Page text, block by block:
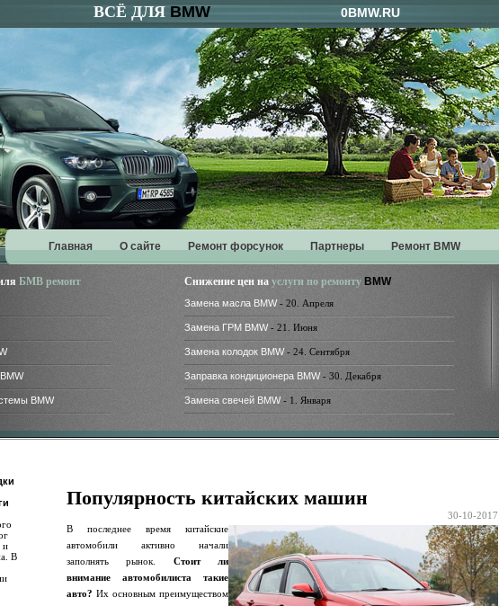
ВСЁ ДЛЯ BMW 0BMW.RU
Главная О сайте Ремонт форсунок Партнеры Ремонт BMW
БМВ ремонт
BMW
Снижение цен на услуги по ремонту BMW
Замена масла BMW- 20. Апреля
Замена ГРМ BMW- 21. Июня
Замена колодок BMW- 24. Сентября
Заправка кондиционера BMW- 30. Декабря
Замена свечей BMW- 1. Января
и
В
Популярность китайских машин
30-10-2017
В последнее время китайские
автомобили активно начали
заполнять рынок. Стоит ли
внимание автомобилиста такие
авто? Их основным преимуществом